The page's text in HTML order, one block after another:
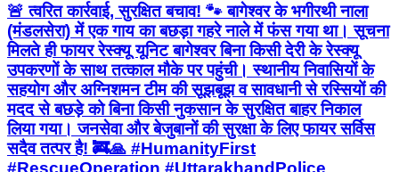
🚨 त्वरित कार्रवाई, सुरक्षित बचाव! 🐾 बागेश्वर के भगीरथी नाला
(मंडलसेरा) में एक गाय का बछड़ा गहरे नाले में फंस गया था। सूचना
मिलते ही फायर रेस्क्यू यूनिट बागेश्वर बिना किसी देरी के रेस्क्यू
उपकरणों के साथ तत्काल मौके पर पहुंची। स्थानीय निवासियों के
सहयोग और अग्निशमन टीम की सूझबूझ व सावधानी से रस्सियों की
मदद से बछड़े को बिना किसी नुकसान के सुरक्षित बाहर निकाल
लिया गया। जनसेवा और बेजुबानों की सुरक्षा के लिए फायर सर्विस
सदैव तत्पर है! 🚒🙏 #HumanityFirst
#RescueOperation #UttarakhandPolice